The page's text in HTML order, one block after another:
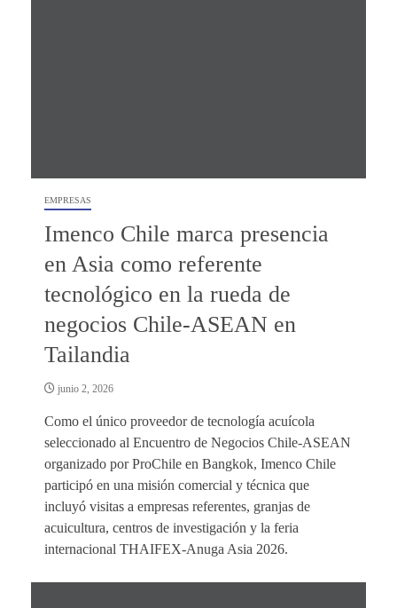
EMPRESAS
Imenco Chile marca presencia
en Asia como referente
tecnológico en la rueda de
negocios Chile-ASEAN en
Tailandia
junio 2, 2026
Como el único proveedor de tecnología acuícola
seleccionado al Encuentro de Negocios Chile-ASEAN
organizado por ProChile en Bangkok, Imenco Chile
participó en una misión comercial y técnica que
incluyó visitas a empresas referentes, granjas de
acuicultura, centros de investigación y la feria
internacional THAIFEX-Anuga Asia 2026.